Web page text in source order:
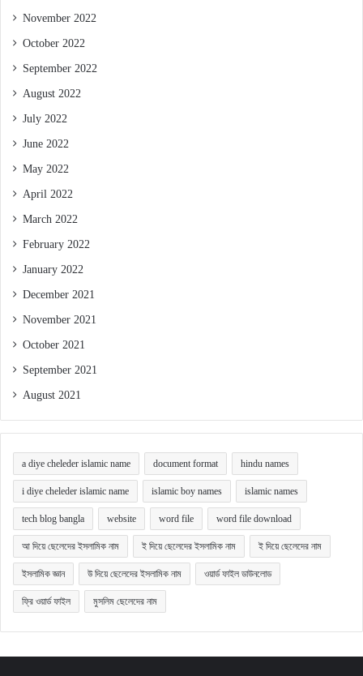
November 2022
October 2022
September 2022
August 2022
July 2022
June 2022
May 2022
April 2022
March 2022
February 2022
January 2022
December 2021
November 2021
October 2021
September 2021
August 2021
a diye cheleder islamic name document format hindu names
i diye cheleder islamic name islamic boy names islamic names
tech blog bangla website word file word file download
আ দিয়ে ছেলেদের ইসলামিক নাম ই দিয়ে ছেলেদের ইসলামিক নাম ই দিয়ে ছেলেদের নাম
ইসলামিক জ্ঞান উ দিয়ে ছেলেদের ইসলামিক নাম ওয়ার্ড ফাইল ডাউনলোড
ফ্রি ওয়ার্ড ফাইল মুসলিম ছেলেদের নাম